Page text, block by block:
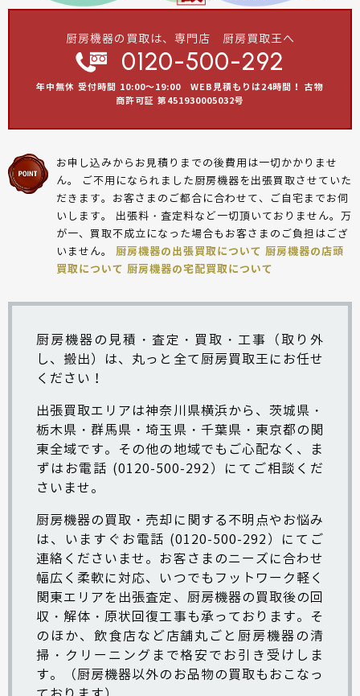
厨房機器の買取は、専門店 厨房買取王へ
0120-500-292
年中無休 受付時間 10:00～19:00 WEB見積もりは24時間！ 古物
商許可証 第451930005032号
お申し込みからお見積りまでの後費用は一切かかりませ
ん。 ご不用になられました厨房機器を出張買取させていた
だきます。お客さまのご都合に合わせて、ご自宅までお伺
いします。 出張料・査定料など一切頂いておりません。万
が一、買取不成立になった場合もお客さまのご負担はござ
いません。 厨房機器の出張買取について 厨房機器の店頭
買取について 厨房機器の宅配買取について
厨房機器の見積・査定・買取・工事（取り外
し、搬出）は、丸っと全て厨房買取王にお任せ
ください！
出張買取エリアは神奈川県横浜から、茨城県・
栃木県・群馬県・埼玉県・千葉県・東京都の関
東全域です。その他の地域でもご心配なく、ま
ずはお電話 (0120-500-292）にてご相談くだ
さいませ。
厨房機器の買取・売却に関する不明点やお悩み
は、いますぐお電話 (0120-500-292）にてご
連絡くださいませ。お客さまのニーズに合わせ
幅広く柔軟に対応、いつでもフットワーク軽く
関東エリアを出張査定、厨房機器の買取後の回
収・解体・原状回復工事も承っております。そ
のほか、飲食店など店舗丸ごと厨房機器の清
掃・クリーニングまで格安でお引き受けしま
す。（厨房機器以外のお品物の買取もおこなっ